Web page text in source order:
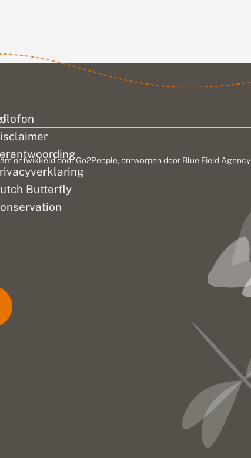
Butterfly
ontwikkeld doorGo2People, ontworpen door Blue Field Agency